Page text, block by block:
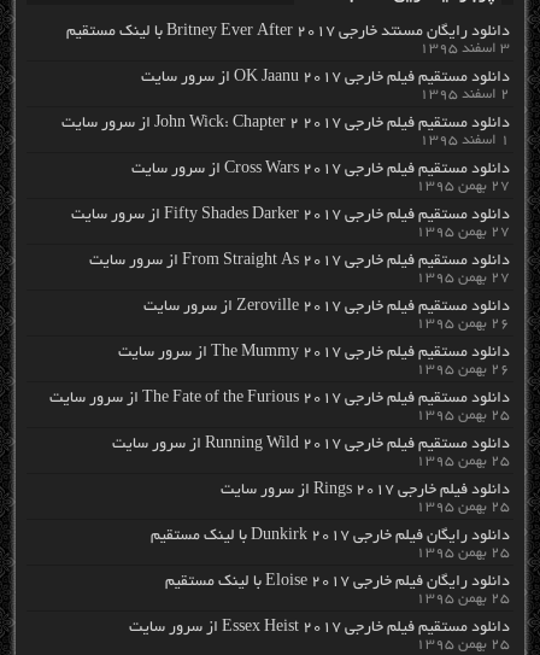
دانلود رایگان مسنتد خارجی Britney Ever After 2017 با لینک مستقیم
۳ اسفند ۱۳۹۵
دانلود مستقیم فیلم خارجی OK Jaanu 2017 از سرور سایت
۲ اسفند ۱۳۹۵
دانلود مستقیم فیلم خارجی John Wick: Chapter 2 2017 از سرور سایت
۱ اسفند ۱۳۹۵
دانلود مستقیم فیلم خارجی Cross Wars 2017 از سرور سایت
۲۷ بهمن ۱۳۹۵
دانلود مستقیم فیلم خارجی Fifty Shades Darker 2017 از سرور سایت
۲۷ بهمن ۱۳۹۵
دانلود مستقیم فیلم خارجی From Straight As 2017 از سرور سایت
۲۷ بهمن ۱۳۹۵
دانلود مستقیم فیلم خارجی Zeroville 2017 از سرور سایت
۲۶ بهمن ۱۳۹۵
دانلود مستقیم فیلم خارجی The Mummy 2017 از سرور سایت
۲۶ بهمن ۱۳۹۵
دانلود مستقیم فیلم خارجی The Fate of the Furious 2017 از سرور سایت
۲۵ بهمن ۱۳۹۵
دانلود مستقیم فیلم خارجی Running Wild 2017 از سرور سایت
۲۵ بهمن ۱۳۹۵
دانلود فیلم خارجی Rings 2017 از سرور سایت
۲۵ بهمن ۱۳۹۵
دانلود رایگان فیلم خارجی Dunkirk 2017 با لینک مستقیم
۲۵ بهمن ۱۳۹۵
دانلود رایگان فیلم خارجی Eloise 2017 با لینک مستقیم
۲۵ بهمن ۱۳۹۵
دانلود مستقیم فیلم خارجی Essex Heist 2017 از سرور سایت
۲۵ بهمن ۱۳۹۵